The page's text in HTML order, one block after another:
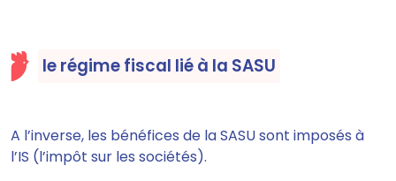
le régime fiscal lié à la SASU
A l’inverse, les bénéfices de la SASU sont imposés à
l’IS (l’impôt sur les sociétés).